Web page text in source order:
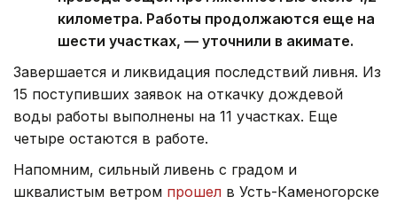
километра. Работы продолжаются еще на
шести участках, — уточнили в акимате.
Завершается и ликвидация последствий ливня. Из
15 поступивших заявок на откачку дождевой
воды работы выполнены на 11 участках. Еще
четыре остаются в работе.
Напомним, сильный ливень с градом и
шквалистым ветром прошел в Усть-Каменогорске